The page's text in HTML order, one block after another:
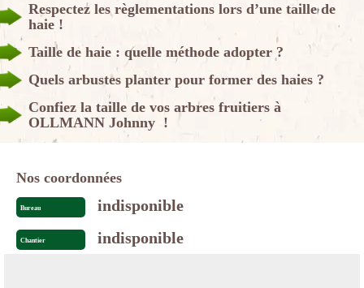
Respectez les règlementations lors d’une taille de
haie !
Taille de haie : quelle méthode adopter ?
Quels arbustes planter pour former des haies ?
Confiez la taille de vos arbres fruitiers à
OLLMANN Johnny !
Nos coordonnées
Bureau indisponible
Chantier indisponible